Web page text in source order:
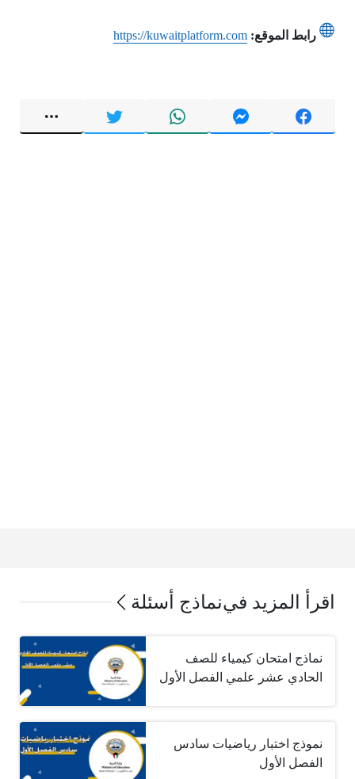
رابط الموقع: https://kuwaitplatform.com
اقرأ المزيد فينماذج أسئلة
نماذج امتحان كيمياء للصف
الحادي عشر علمي الفصل الأول
نموذج اختبار رياضيات سادس
الفصل الأول